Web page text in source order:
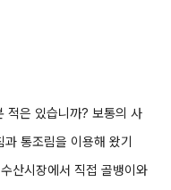
적은 있습니까? 보통의 사
통조림을 이용해 왔기
산시장에서 직접 골뱅이와